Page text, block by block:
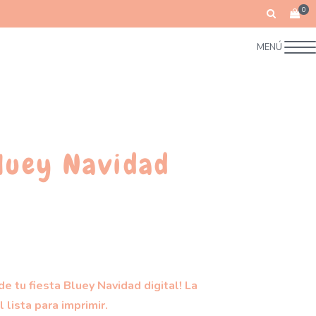
0
MENÚ
Navidad
tu fiesta Bluey Navidad digital! La
lista para imprimir.